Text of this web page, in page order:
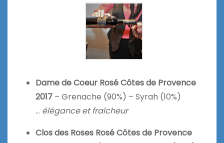
Dame de Coeur Rosé Côtes de Provence
2017 – Grenache (90%) – Syrah (10%)
… élégance et fraîcheur
Clos des Roses Rosé Côtes de Provence